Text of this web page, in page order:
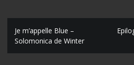
N
a
Je m’appelle Blue –
Solomonica de Winter